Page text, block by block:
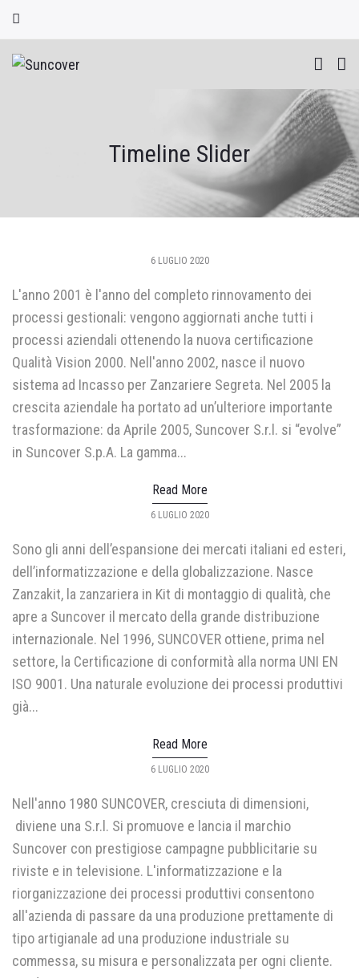
Timeline Slider
content
POSTED
6 LUGLIO 2020
L'anno 2001 è l'anno del completo rinnovamento dei
processi gestionali: vengono aggiornati anche tutti i
processi aziendali ottenendo la nuova certificazione
Qualità Vision 2000. Nell'anno 2002, nasce il nuovo
sistema ad Incasso per Zanzariere Segreta. Nel 2005 la
crescita aziendale ha portato ad un’ulteriore importante
trasformazione: da Aprile 2005, Suncover S.r.l. si “evolve”
in Suncover S.p.A. La gamma...
Read More
POSTED
6 LUGLIO 2020
Sono gli anni dell’espansione dei mercati italiani ed esteri,
dell’informatizzazione e della globalizzazione. Nasce
Zanzakit, la zanzariera in Kit di montaggio di qualità, che
apre a Suncover il mercato della grande distribuzione
internazionale. Nel 1996, SUNCOVER ottiene, prima nel
settore, la Certificazione di conformità alla norma UNI EN
ISO 9001. Una naturale evoluzione dei processi produttivi
già...
Read More
POSTED
6 LUGLIO 2020
Nell'anno 1980 SUNCOVER, cresciuta di dimensioni,
diviene una S.r.l. Si promuove e lancia il marchio
Suncover con prestigiose campagne pubblicitarie su
riviste e in televisione. L'informatizzazione e la
riorganizzazione dei processi produttivi consentono
all'azienda di passare da una produzione prettamente di
tipo artigianale ad una produzione industriale su
commessa, su misura e personalizzata per ogni cliente.